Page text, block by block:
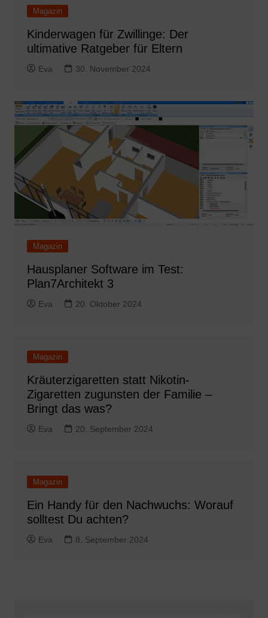
Magazin
Kinderwagen für Zwillinge: Der
ultimative Ratgeber für Eltern
Eva 30. November 2024
Magazin
Hausplaner Software im Test:
Plan7Architekt 3
Eva 20. Oktober 2024
Magazin
Kräuterzigaretten statt Nikotin-
Zigaretten zugunsten der Familie –
Bringt das was?
Eva 20. September 2024
Magazin
Ein Handy für den Nachwuchs: Worauf
solltest Du achten?
Eva 8. September 2024